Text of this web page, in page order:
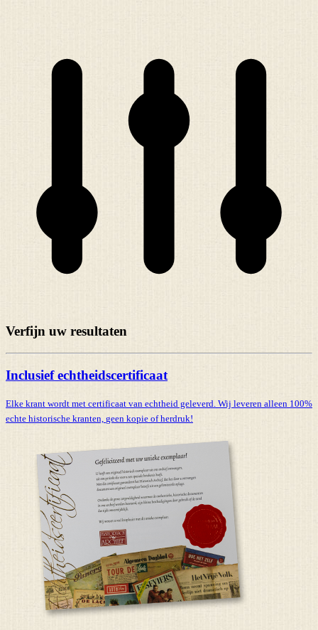
Verfijn uw resultaten
Inclusief echtheidscertificaat
Elke krant wordt met certificaat van echtheid geleverd. Wij leveren alleen 100%
echte historische kranten, geen kopie of herdruk!